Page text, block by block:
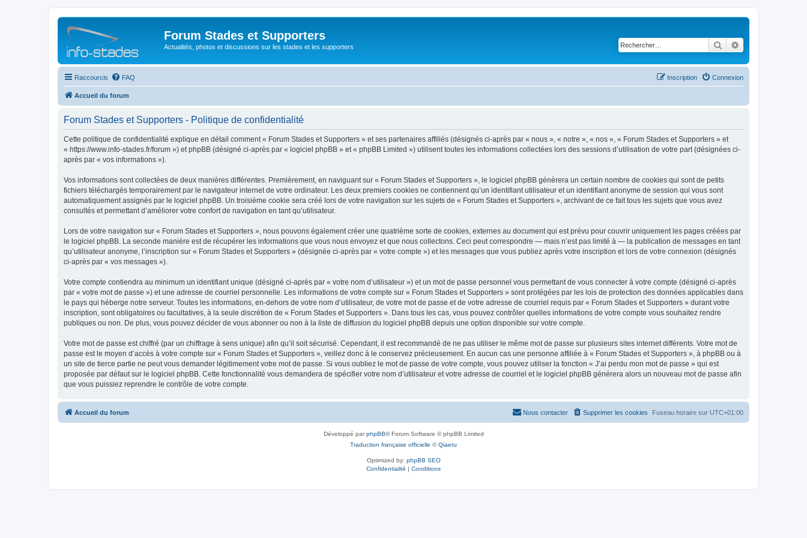
Forum Stades et Supporters
Actualités, photos et discussions sur les stades et les supporters Rechercher
Raccourcis FAQ Connexion
Inscription
Accueil du forum
Forum Stades et Supporters - Politique de confidentialité
Cette politique de confidentialité explique en détail comment « Forum Stades et Supporters » et ses partenaires affiliés (désignés ci-après par « nous », « notre », « nos », « Forum Stades et Supporters » et
« https://www.info-stades.fr/forum ») et phpBB (désigné ci-après par « logiciel phpBB » et « phpBB Limited ») utilisent toutes les informations collectées lors des sessions d’utilisation de votre part (désignées ci-
après par « vos informations »).
Vos informations sont collectées de deux manières différentes. Premièrement, en naviguant sur « Forum Stades et Supporters », le logiciel phpBB génèrera un certain nombre de cookies qui sont de petits
fichiers téléchargés temporairement par le navigateur internet de votre ordinateur. Les deux premiers cookies ne contiennent qu’un identifiant utilisateur et un identifiant anonyme de session qui vous sont
automatiquement assignés par le logiciel phpBB. Un troisième cookie sera créé lors de votre navigation sur les sujets de « Forum Stades et Supporters », archivant de ce fait tous les sujets que vous avez
consultés et permettant d’améliorer votre confort de navigation en tant qu’utilisateur.
Lors de votre navigation sur « Forum Stades et Supporters », nous pouvons également créer une quatrième sorte de cookies, externes au document qui est prévu pour couvrir uniquement les pages créées par
le logiciel phpBB. La seconde manière est de récupérer les informations que vous nous envoyez et que nous collectons. Ceci peut correspondre — mais n’est pas limité à — la publication de messages en tant
qu’utilisateur anonyme, l’inscription sur « Forum Stades et Supporters » (désignée ci-après par « votre compte ») et les messages que vous publiez après votre inscription et lors de votre connexion (désignés
ci-après par « vos messages »).
Votre compte contiendra au minimum un identifiant unique (désigné ci-après par « votre nom d’utilisateur ») et un mot de passe personnel vous permettant de vous connecter à votre compte (désigné ci-après
par « votre mot de passe ») et une adresse de courriel personnelle. Les informations de votre compte sur « Forum Stades et Supporters » sont protégées par les lois de protection des données applicables dans
le pays qui héberge notre serveur. Toutes les informations, en-dehors de votre nom d’utilisateur, de votre mot de passe et de votre adresse de courriel requis par « Forum Stades et Supporters » durant votre
inscription, sont obligatoires ou facultatives, à la seule discrétion de « Forum Stades et Supporters ». Dans tous les cas, vous pouvez contrôler quelles informations de votre compte vous souhaitez rendre
publiques ou non. De plus, vous pouvez décider de vous abonner ou non à la liste de diffusion du logiciel phpBB depuis une option disponible sur votre compte.
Votre mot de passe est chiffré (par un chiffrage à sens unique) afin qu’il soit sécurisé. Cependant, il est recommandé de ne pas utiliser le même mot de passe sur plusieurs sites internet différents. Votre mot de
passe est le moyen d’accès à votre compte sur « Forum Stades et Supporters », veillez donc à le conservez précieusement. En aucun cas une personne affiliée à « Forum Stades et Supporters », à phpBB ou à
un site de tierce partie ne peut vous demander légitimement votre mot de passe. Si vous oubliez le mot de passe de votre compte, vous pouvez utiliser la fonction « J’ai perdu mon mot de passe » qui est
proposée par défaut sur le logiciel phpBB. Cette fonctionnalité vous demandera de spécifier votre nom d’utilisateur et votre adresse de courriel et le logiciel phpBB générera alors un nouveau mot de passe afin
que vous puissiez reprendre le contrôle de votre compte.
Accueil du forum Fuseau horaire sur UTC+01:00
Supprimer les cookies
Nous contacter
Développé parphpBB® Forum Software © phpBB Limited
Traduction française officielle ©Qiaeru
Optimized by: phpBB SEO
Confidentialité | Conditions